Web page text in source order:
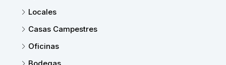
Locales
Casas Campestres
Oficinas